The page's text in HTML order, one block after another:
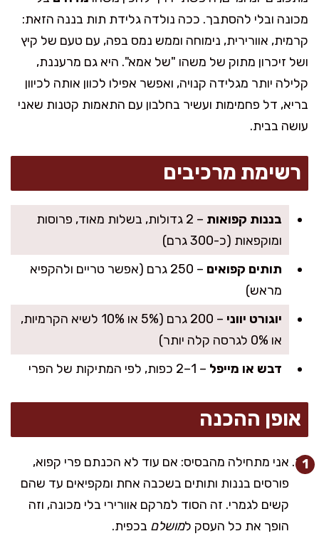
מכונה ובלי להסתבך. ככה נולדה גלידת תות בננה הזאת:
קרמית, אוורירית, נימוחה וממש נמס בפה, עם טעם של קיץ
ושל זיכרון מתוק של משהו "של אמא". היא גם מרעננת,
קלילה יותר מגלידה קנויה, ואפשר אפילו לכוון אותה לכיוון
בריא, דל פחמימות ועשיר בחלבון עם התאמות קטנות שאני
עושה בבית.
רשימת מרכיבים
בננות קפואות
– 2 גדולות, בשלות מאוד, פרוסות
ומוקפאות (כ-300 גרם)
תותים קפואים
– 250 גרם (אפשר טריים ולהקפיא
מראש)
יוגורט יווני
– 200 גרם (5% או 10% לשיא הקרמיות,
או 0% לגרסה קלה יותר)
דבש או מייפל – 1–2 כפות, לפי המתיקות של הפרי
אופן ההכנה
אני מתחילה מהבסיס: אם עוד לא הכנתם פרי קפוא,
פורסים בננות ותותים בשכבה אחת ומקפיאים עד שהם
קשים לגמרי. זה הסוד למרקם אוורירי בלי מכונה, וזה
הופך את כל העסק למושלם בכפית.